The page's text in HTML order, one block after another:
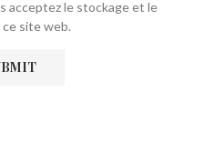
acceptez le stockage et le
site web.